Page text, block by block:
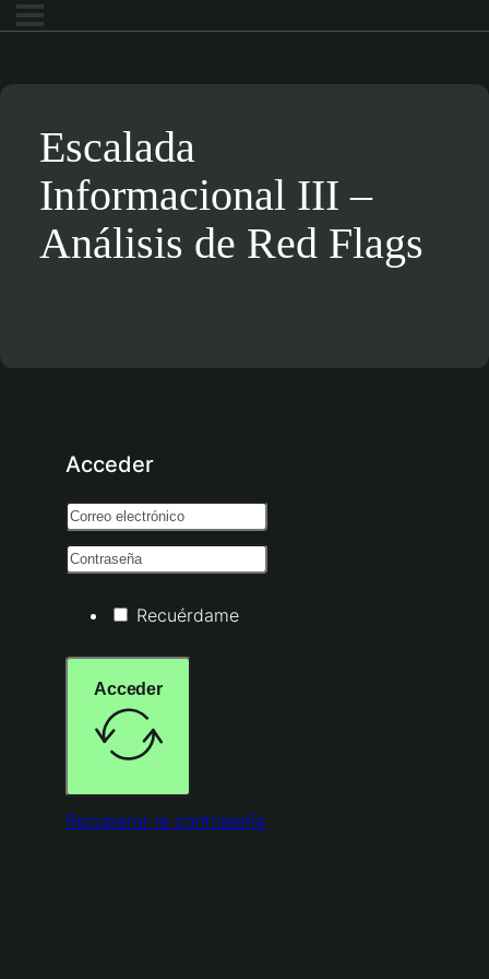
Escalada
Informacional III –
Análisis de Red Flags
Acceder
Recuérdame
Acceder
Recuperar la contraseña